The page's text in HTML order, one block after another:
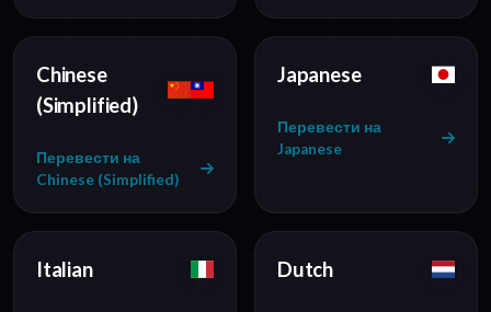
Chinese
(Simplified)
Перевести на
Chinese (Simplified)
Japanese
Перевести на
Japanese
Italian Dutch